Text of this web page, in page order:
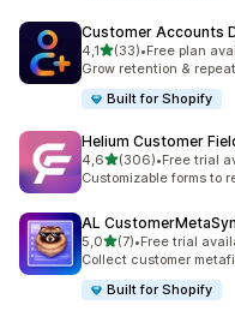
Customer Accounts
4,1av 5 stjerner
(33)
Totalt 33 omtaler
•Free plan
Grow retention &
Built for Shopify
Helium Customer
4,6av 5 stjerner
(306)
Totalt 306 omtaler
•Free trial
Customizable forms to
AL
5,0av 5 stjerner
(7)
Totalt 7 omtaler
•Free trial
Collect customer
Built for Shopify